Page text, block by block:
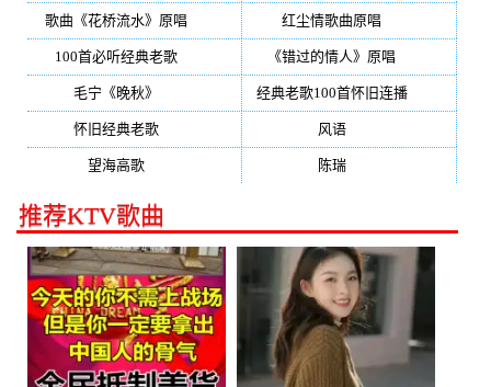
歌曲《花桥流水》原唱 红尘情歌曲原唱
100首必听经典老歌 《错过的情人》原唱
毛宁《晚秋》 经典老歌100首怀旧连播(134)
怀旧经典老歌 风语(132)
望海高歌 陈瑞(128)
推荐KTV歌曲